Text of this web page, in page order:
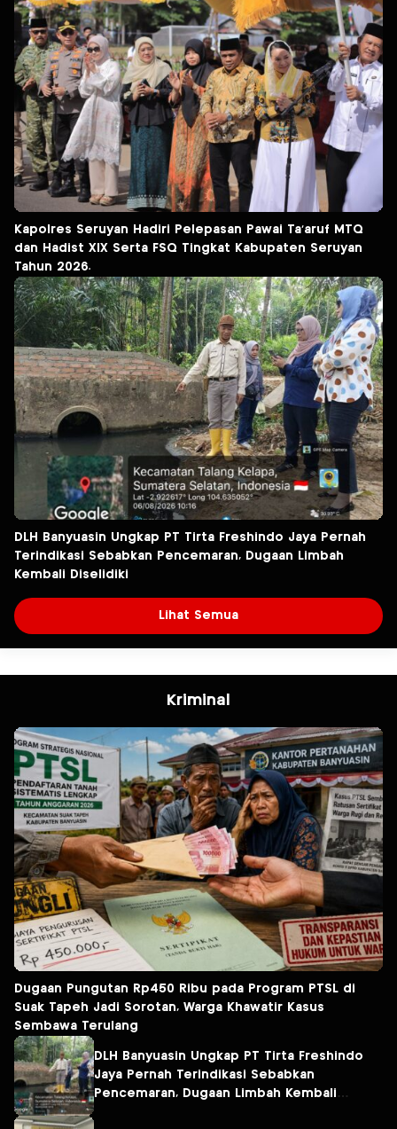
Kapolres Seruyan Hadiri Pelepasan Pawai Ta’aruf MTQ
dan Hadist XlX Serta FSQ Tingkat Kabupaten Seruyan
Tahun 2026.
DLH Banyuasin Ungkap PT Tirta Freshindo Jaya Pernah
Terindikasi Sebabkan Pencemaran, Dugaan Limbah
Kembali Diselidiki
Lihat Semua
Kriminal
Dugaan Pungutan Rp450 Ribu pada Program PTSL di
Suak Tapeh Jadi Sorotan, Warga Khawatir Kasus
Sembawa Terulang
DLH Banyuasin Ungkap PT Tirta Freshindo
Jaya Pernah Terindikasi Sebabkan
Pencemaran, Dugaan Limbah Kembali